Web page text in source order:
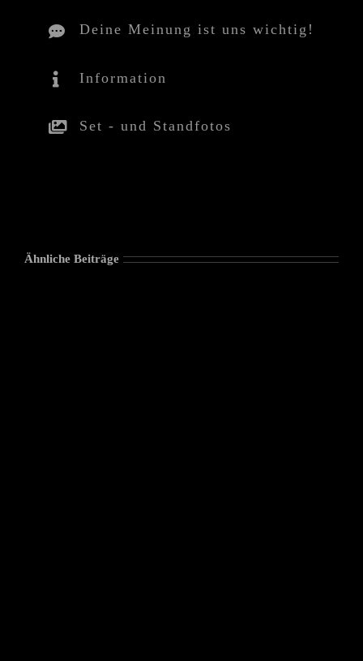
Deine Meinung ist uns wichtig!
Information
Set - und Standfotos
Ähnliche Beiträge